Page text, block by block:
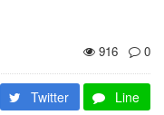
916
0
Twitter Line